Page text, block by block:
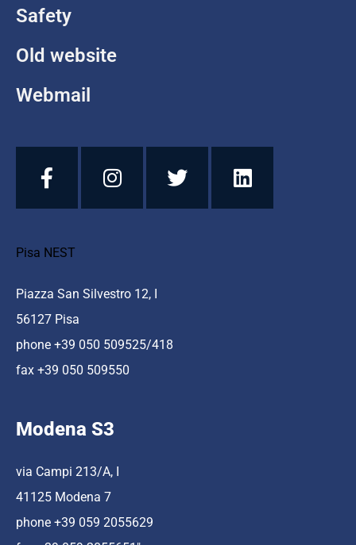
Safety
Old website
Webmail
Pisa NEST
Piazza San Silvestro 12, I
56127 Pisa
phone +39 050 509525/418
fax +39 050 509550
Modena S3
via Campi 213/A, I
41125 Modena 7
phone +39 059 2055629